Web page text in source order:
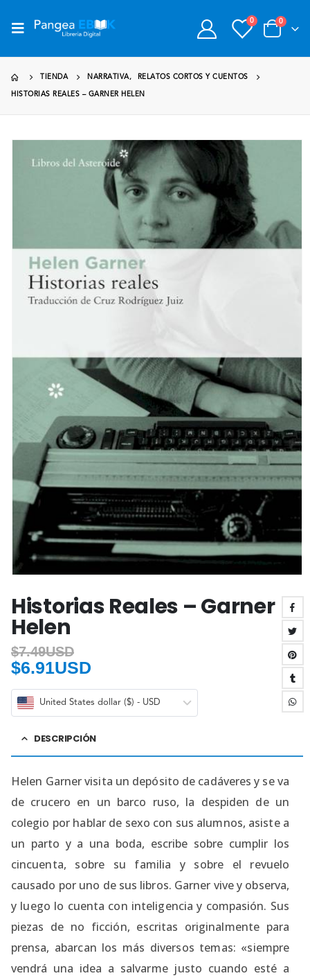
0 0
TIENDA NARRATIVA, RELATOS CORTOS Y CUENTOS
HISTORIAS REALES – GARNER HELEN
Historias Reales – Garner
Helen
$7.49USD
$6.91USD
United States dollar ($) - USD
DESCRIPCIÓN
Helen Garner visita un depósito de cadáveres y se va
de crucero en un barco ruso, la despiden de un
colegio por hablar de sexo con sus alumnos, asiste a
un parto y a una boda, escribe sobre cumplir los
cincuenta, sobre su familia y sobre el revuelo
causado por uno de sus libros. Garner vive y observa,
y luego lo cuenta con inteligencia y compasión. Sus
piezas de no ficción, escritas originalmente para
prensa, abarcan los más diversos temas: «siempre
vendrá una idea a salvarme justo cuando esté a